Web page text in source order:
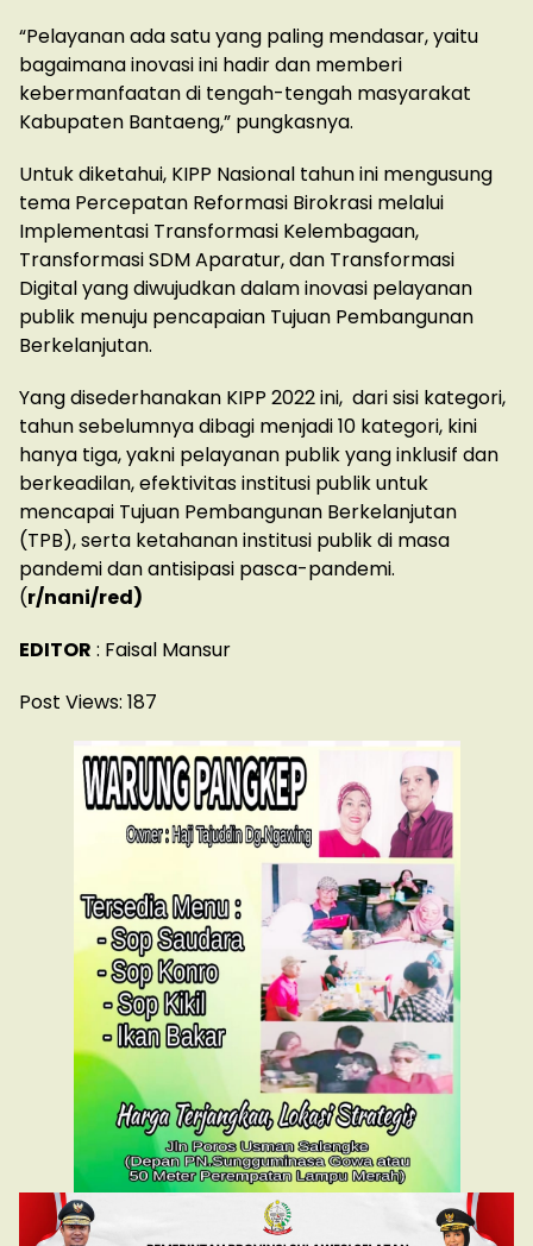
“Pelayanan ada satu yang paling mendasar, yaitu
bagaimana inovasi ini hadir dan memberi
kebermanfaatan di tengah-tengah masyarakat
Kabupaten Bantaeng,” pungkasnya.
Untuk diketahui, KIPP Nasional tahun ini mengusung
tema Percepatan Reformasi Birokrasi melalui
Implementasi Transformasi Kelembagaan,
Transformasi SDM Aparatur, dan Transformasi
Digital yang diwujudkan dalam inovasi pelayanan
publik menuju pencapaian Tujuan Pembangunan
Berkelanjutan.
Yang disederhanakan KIPP 2022 ini, dari sisi kategori,
tahun sebelumnya dibagi menjadi 10 kategori, kini
hanya tiga, yakni pelayanan publik yang inklusif dan
berkeadilan, efektivitas institusi publik untuk
mencapai Tujuan Pembangunan Berkelanjutan
(TPB), serta ketahanan institusi publik di masa
pandemi dan antisipasi pasca-pandemi.
(r/nani/red)
EDITOR : Faisal Mansur
Post Views: 187